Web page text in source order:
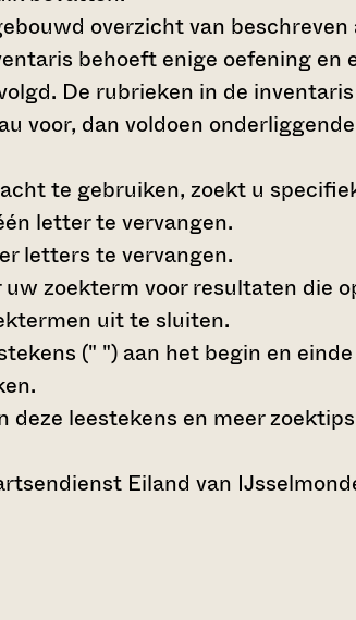
overzicht van
behoeft enige oefening en
De rubrieken in de
voor, dan voldoen
te gebruiken, zoekt u
letter te vervangen.
letters te vervangen.
uw zoekterm voor resultaten die
uit te sluiten.
(" ") aan het begin en
deze leestekens en meer
Eiland van